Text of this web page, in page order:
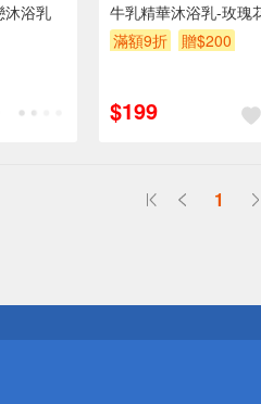
沐浴乳
牛乳精華沐浴乳-玫瑰
滿額9折
贈$200
$199
1
心！